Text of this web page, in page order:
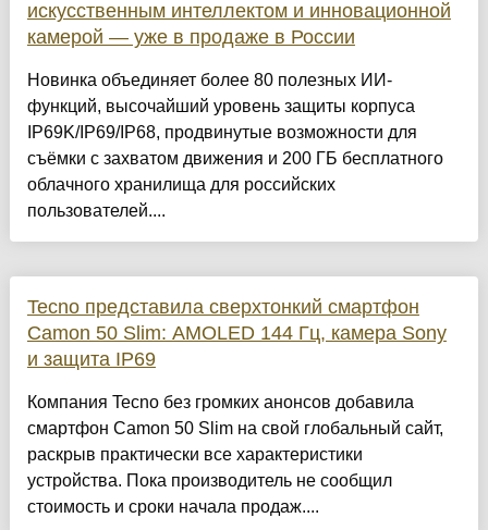
искусственным интеллектом и инновационной
камерой — уже в продаже в России
Новинка объединяет более 80 полезных ИИ-
функций, высочайший уровень защиты корпуса
IP69K/IP69/IP68, продвинутые возможности для
съёмки с захватом движения и 200 ГБ бесплатного
облачного хранилища для российских
пользователей....
Tecno представила сверхтонкий смартфон
Camon 50 Slim: AMOLED 144 Гц, камера Sony
и защита IP69
Компания Tecno без громких анонсов добавила
смартфон Camon 50 Slim на свой глобальный сайт,
раскрыв практически все характеристики
устройства. Пока производитель не сообщил
стоимость и сроки начала продаж....